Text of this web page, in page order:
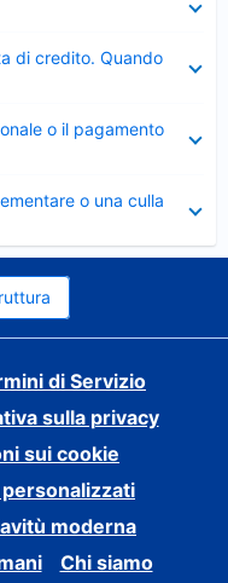
di credito. Quando
o il pagamento
o una culla
di Servizio
sulla privacy
sui cookie
moderna
Chi siamo